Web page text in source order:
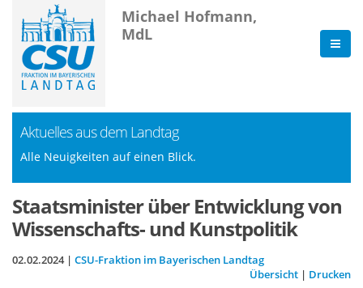
Michael Hofmann,
MdL
Aktuelles aus dem Landtag
Alle Neuigkeiten auf einen Blick.
Staatsminister über Entwicklung von
Wissenschafts- und Kunstpolitik
02.02.2024 | CSU-Fraktion im Bayerischen Landtag
Übersicht | Drucken